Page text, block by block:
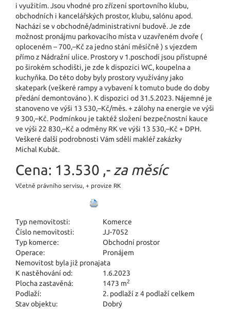
i využitím. Jsou vhodné pro zřízení sportovního klubu,
obchodních i kancelářských prostor, klubu, salónu apod.
Nachází se v obchodně/ad­ministrativní budově. Je zde
možnost pronájmu parkovacího místa v uzavřeném dvoře (
oploceném – 700,–Kč za jedno stání měsíčně ) s vjezdem
přímo z Nádražní ulice. Prostory v 1.poschodí jsou přístupné
po širokém schodišti, je zde k dispozici WC, koupelna a
kuchyňka. Do této doby byly prostory využívány jako
skatepark (veškeré rampy a vybavení k tomuto bude do doby
předání demontováno ). K dispozici od 31.5.2023. Nájemné je
stanoveno ve výši 13 530,–Kč/měs. + zálohy na energie ve výši
9 300,–Kč. Podmínkou je taktéž složení bezpečnostní kauce
ve výši 22 830,–Kč a odměny RK ve výši 13 530,–Kč + DPH.
Veškeré další podrobnosti Vám sdělí makléř zakázky
Michal Kubát.
Cena: 13.530 ,- za měsíc
Včetně právního servisu, + provize RK
Typ nemovitosti:
Komerce
Číslo nemovitosti:
JJ-7052
Typ komerce:
Obchodní prostor
Operace:
Pronájem
Nemovitost byla již pronajata
K nastěhování od:
1.6.2023
Plocha zastavěná:
1473 m2
Podlaží:
2. podlaží z 4 podlaží celkem
Stav objektu:
Dobrý